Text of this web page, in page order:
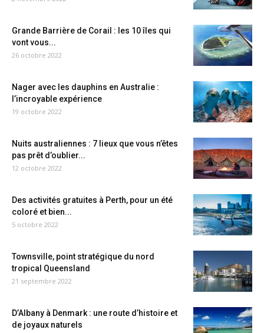
Grande Barrière de Corail : les 10 îles qui
vont vous...
26 octobre 2022
Nager avec les dauphins en Australie :
l’incroyable expérience
19 octobre 2022
Nuits australiennes : 7 lieux que vous n’êtes
pas prêt d’oublier...
12 octobre 2022
Des activités gratuites à Perth, pour un été
coloré et bien...
5 octobre 2022
Townsville, point stratégique du nord
tropical Queensland
21 septembre 2022
D’Albany à Denmark : une route d’histoire et
de joyaux naturels